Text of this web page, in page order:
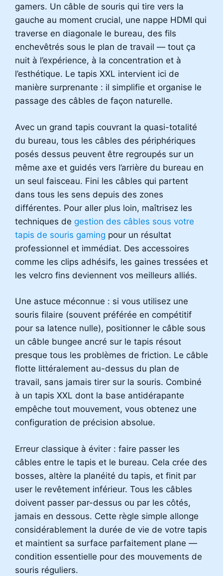
gamers. Un câble de souris qui tire vers la
gauche au moment crucial, une nappe HDMI qui
traverse en diagonale le bureau, des fils
enchevêtrés sous le plan de travail — tout ça
nuit à l’expérience, à la concentration et à
l’esthétique. Le tapis XXL intervient ici de
manière surprenante : il simplifie et organise le
passage des câbles de façon naturelle.
Avec un grand tapis couvrant la quasi-totalité
du bureau, tous les câbles des périphériques
posés dessus peuvent être regroupés sur un
même axe et guidés vers l’arrière du bureau en
un seul faisceau. Fini les câbles qui partent
dans tous les sens depuis des zones
différentes. Pour aller plus loin, maîtrisez les
techniques de gestion des câbles sous votre
tapis de souris gaming pour un résultat
professionnel et immédiat. Des accessoires
comme les clips adhésifs, les gaines tressées et
les velcro fins deviennent vos meilleurs alliés.
Une astuce méconnue : si vous utilisez une
souris filaire (souvent préférée en compétitif
pour sa latence nulle), positionner le câble sous
un câble bungee ancré sur le tapis résout
presque tous les problèmes de friction. Le câble
flotte littéralement au-dessus du plan de
travail, sans jamais tirer sur la souris. Combiné
à un tapis XXL dont la base antidérapante
empêche tout mouvement, vous obtenez une
configuration de précision absolue.
Erreur classique à éviter : faire passer les
câbles entre le tapis et le bureau. Cela crée des
bosses, altère la planéité du tapis, et finit par
user le revêtement inférieur. Tous les câbles
doivent passer par-dessus ou par les côtés,
jamais en dessous. Cette règle simple allonge
considérablement la durée de vie de votre tapis
et maintient sa surface parfaitement plane —
condition essentielle pour des mouvements de
souris réguliers.